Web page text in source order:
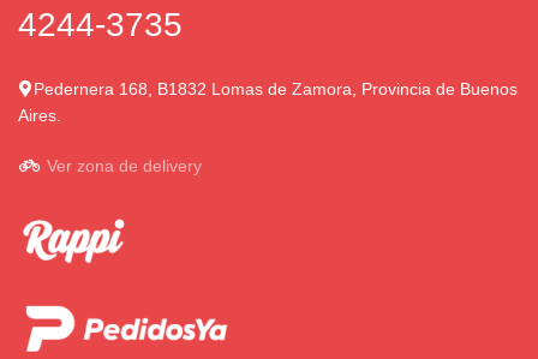
4244-3735
Pedernera 168, B1832 Lomas de Zamora, Provincia de Buenos
Aires.
Ver zona de delivery